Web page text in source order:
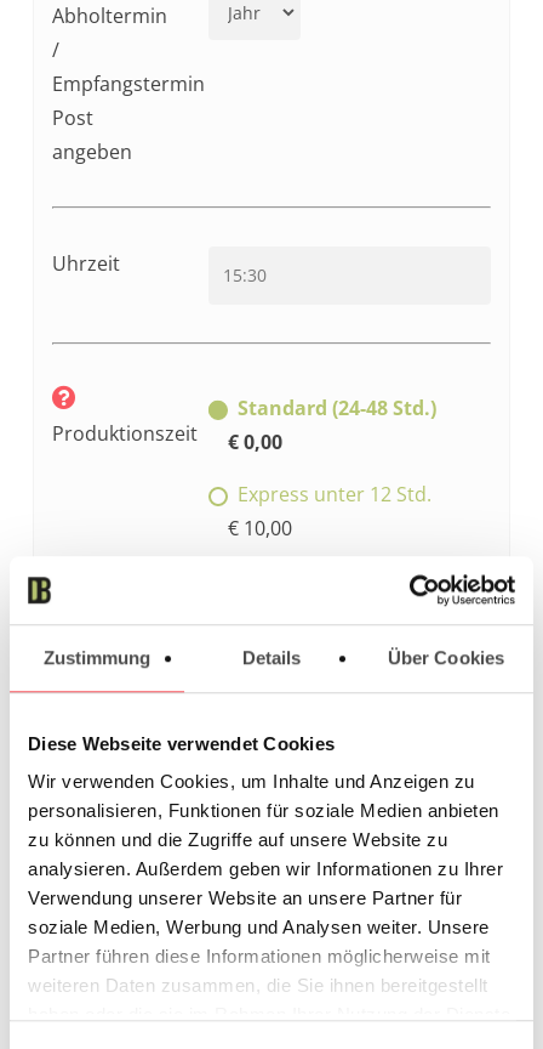
Zustimmung Details Über Cookies
Diese Webseite verwendet Cookies
Wir verwenden Cookies, um Inhalte und Anzeigen zu
personalisieren, Funktionen für soziale Medien anbieten
zu können und die Zugriffe auf unsere Website zu
analysieren. Außerdem geben wir Informationen zu Ihrer
Verwendung unserer Website an unsere Partner für
soziale Medien, Werbung und Analysen weiter. Unsere
Partner führen diese Informationen möglicherweise mit
weiteren Daten zusammen, die Sie ihnen bereitgestellt
Abholtermin
/
Empfangstermin
Post
angeben
Uhrzeit
Produktionszeit
Standard (24-48 Std.)
€ 0,00
Express unter 12 Std.
€ 10,00
Express unter 6 Std.
Express unter 3 Std.
€ 20,00
Wochenende/Overnight
€ 25,00
mit oder
ohne Datei
bestellen
Datei hochladen
Vorbestellen ohne Datei